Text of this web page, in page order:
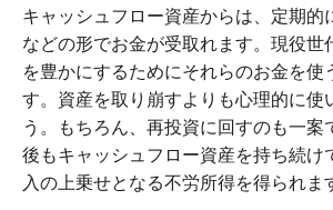
キャッシュフロー資産からは、定期的
などの形でお金が受取れます。現役世
を豊かにするためにそれらのお金を使
す。資産を取り崩すよりも心理的に使
う。もちろん、再投資に回すのも一案
後もキャッシュフロー資産を持ち続け
入の上乗せとなる不労所得を得られま